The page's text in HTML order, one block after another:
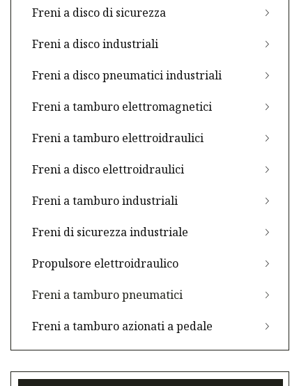
Freni a disco di sicurezza
Freni a disco industriali
Freni a disco pneumatici industriali
Freni a tamburo elettromagnetici
Freni a tamburo elettroidraulici
Freni a disco elettroidraulici
Freni a tamburo industriali
Freni di sicurezza industriale
Propulsore elettroidraulico
Freni a tamburo pneumatici
Freni a tamburo azionati a pedale